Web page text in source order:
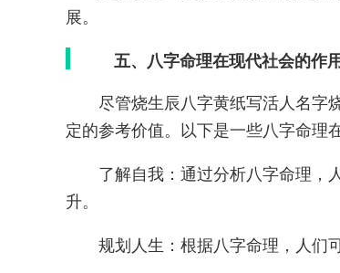
展。
五、八字命理在现代社会的作用
尽管烧生辰八字黄纸写活人名字
定的参考价值。以下是一些八字命理
了解自我：通过分析八字命理，
升。
规划人生：根据八字命理，人们